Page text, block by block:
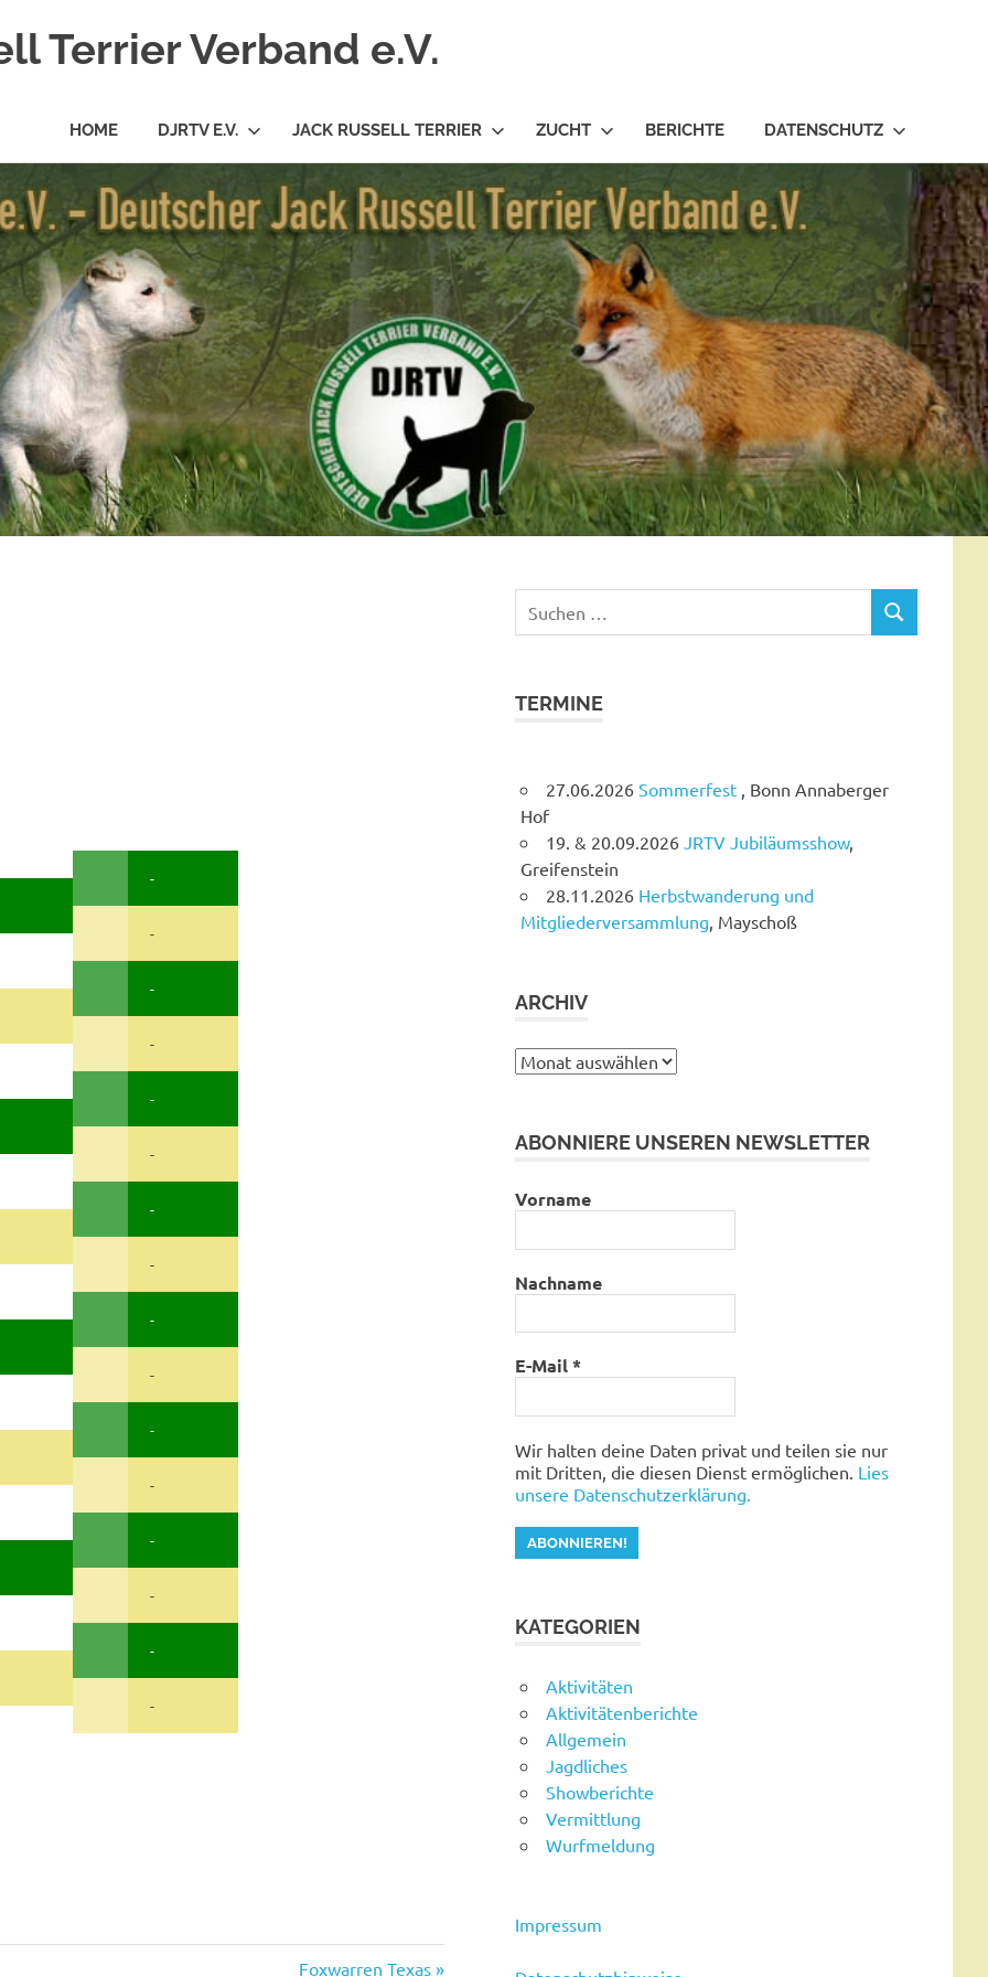
Terrier Verband e.V.
HOME DJRTV E.V. JACK RUSSELL TERRIER ZUCHT BERICHTE DATENSCHUTZ
-
-
-
-
-
-
-
-
-
-
-
-
-
-
-
-
Nächster
Foxwarren Texas
nach:
SUCHEN
TERMINE
27.06.2026 Sommerfest , Bonn Annaberger
Hof
19. & 20.09.2026 JRTV Jubiläumsshow,
Greifenstein
28.11.2026 Herbstwanderung und
Mitgliederversammlung, Mayschoß
ARCHIV
Archiv
ABONNIERE UNSEREN NEWSLETTER
Vorname
Nachname
E-Mail*
Wir halten deine Daten privat und teilen sie nur
mit Dritten, die diesen Dienst ermöglichen. Lies
unsere Datenschutzerklärung.
KATEGORIEN
Aktivitäten
Aktivitätenberichte
Allgemein
Jagdliches
Showberichte
Vermittlung
Wurfmeldung
Impressum